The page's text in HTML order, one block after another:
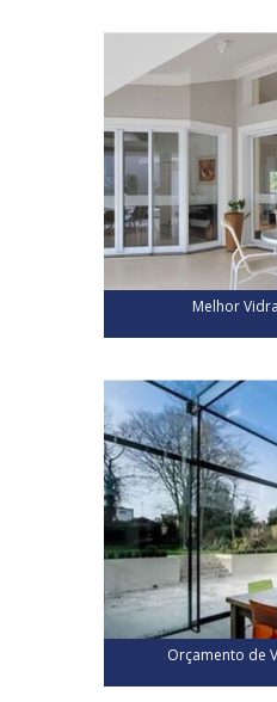
Melhor
Orçamento de